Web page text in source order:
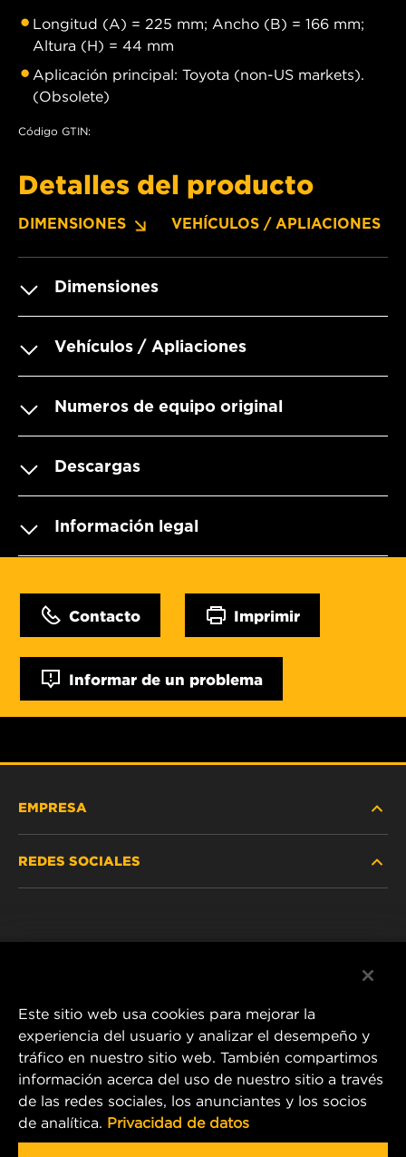
Longitud (A) = 225 mm; Ancho (B) = 166 mm;
Altura (H) = 44 mm
Aplicación principal: Toyota (non-US markets).
(Obsolete)
Código GTIN:
Detalles del producto
DIMENSIONES VEHÍCULOS / APLIACIONES
Dimensiones
Vehículos / Apliaciones
Numeros de equipo original
Descargas
Información legal
Contacto Imprimir
Informar de un problema
EMPRESA
REDES SOCIALES
1 Wix Way
P.O. Box 1967
Gastonia, NC 28054
Este sitio web usa cookies para mejorar la
experiencia del usuario y analizar el desempeño y
tráfico en nuestro sitio web. También compartimos
información acerca del uso de nuestro sitio a través
de las redes sociales, los anunciantes y los socios
de analítica. Privacidad de datos